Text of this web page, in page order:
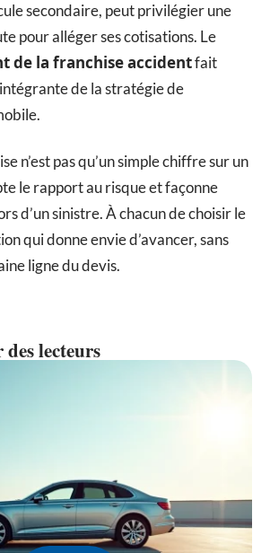
secondaire, peut privilégier une
pour alléger ses cotisations. Le
de la franchise accidentfait
de la stratégie de
n’est pas qu’un simple chiffre sur un
le rapport au risque et façonne
d’un sinistre. À chacun de choisir le
qui donne envie d’avancer, sans
ligne du devis.
lecteurs